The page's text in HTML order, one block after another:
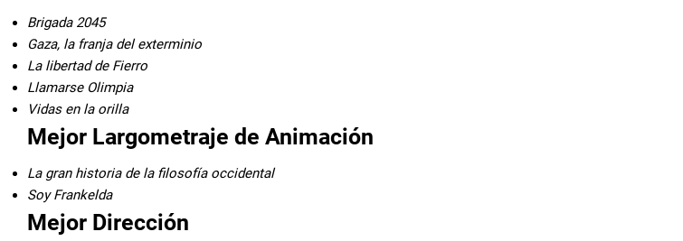
Brigada 2045
Gaza, la franja del exterminio
La libertad de Fierro
Llamarse Olimpia
Vidas en la orilla
Mejor Largometraje de Animación
La gran historia de la filosofía occidental
Soy Frankelda
Mejor Dirección